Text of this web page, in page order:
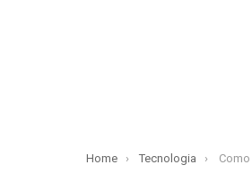
You are here:
Home Tecnologia Como